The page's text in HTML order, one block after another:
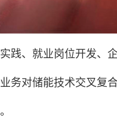
践、就业岗位开发、
务对储能技术交叉复